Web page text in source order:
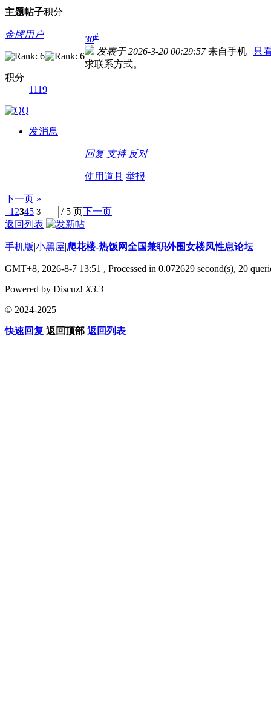
主题帖子积分
金牌用户
积分
1119
发消息
30#
发表于 2026-3-20 00:29:57 来自手机 | 只
求联系方式。
回复 支持 反对
使用道具 举报
下一页 »
1 2345 / 5 页下一页
返回列表
手机版|小黑屋|爬花楼-热饭网全国兼职外围女楼凤性息论坛
GMT+8, 2026-8-7 13:51 , Processed in 0.072629 second(s), 20
Powered by Discuz! X3.3
© 2024-2025
快速回复 返回顶部 返回列表